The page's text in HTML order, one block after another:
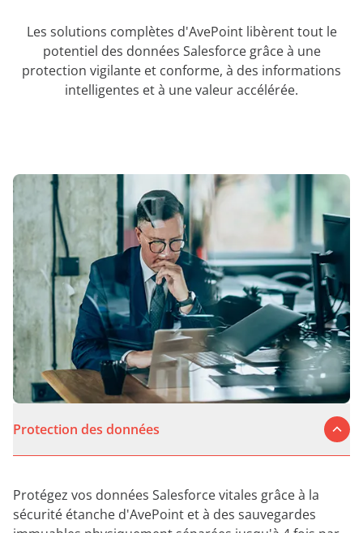
Les solutions complètes d'AvePoint libèrent tout le
potentiel des données Salesforce grâce à une
protection vigilante et conforme, à des informations
intelligentes et à une valeur accélérée.
Protection des données
Protégez vos données Salesforce vitales grâce à la
sécurité étanche d'AvePoint et à des sauvegardes